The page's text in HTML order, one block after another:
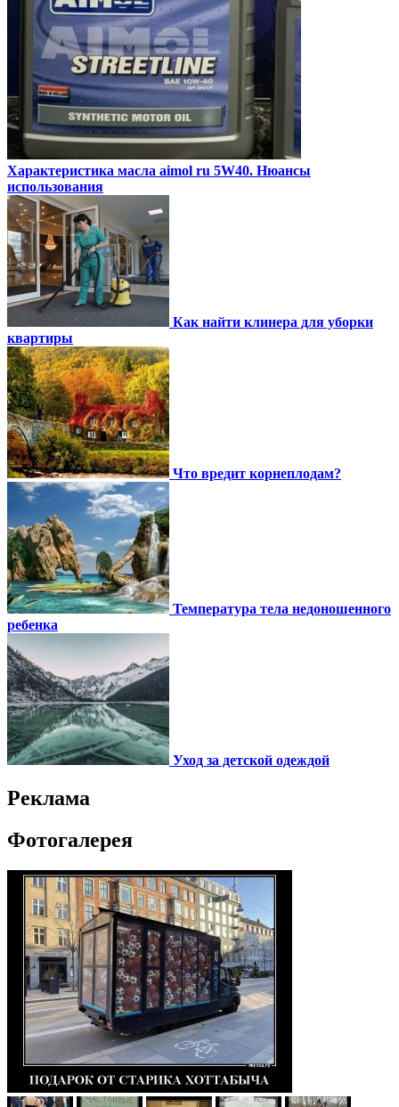
Характеристика масла aimol ru 5W40. Нюансы
использования
Как найти клинера для уборки
квартиры
Что вредит корнеплодам?
Температура тела недоношенного
ребенка
Уход за детской одеждой
Реклама
Фотогалерея